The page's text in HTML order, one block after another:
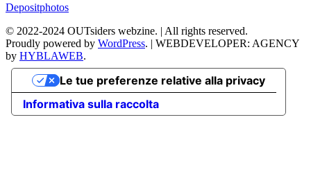
Depositphotos
© 2022-2024 OUTsiders webzine. | All rights reserved.
Proudly powered by WordPress. | WEBDEVELOPER: AGENCY
by HYBLAWEB.
Informativa sulla raccolta
Le tue preferenze relative alla privacy